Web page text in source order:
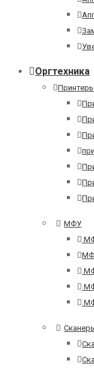
Оргтехника
Принтеры
МФУ